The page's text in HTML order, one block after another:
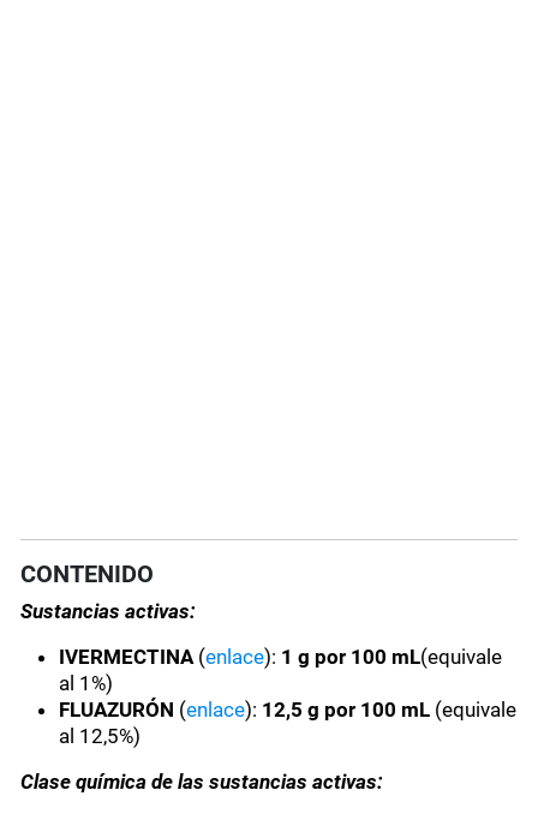
CONTENIDO
Sustancias activas:
IVERMECTINA (enlace): 1 g por 100 mL(equivale
al 1%)
FLUAZURÓN (enlace): 12,5 g por 100 mL (equivale
al 12,5%)
Clase química de las sustancias activas: